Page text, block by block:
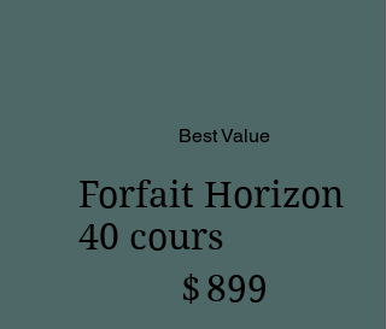
Best Value
Forfait Horizon
40 cours
$ 899